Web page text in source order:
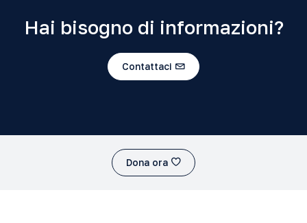
Hai bisogno di informazioni?
Contattaci
Dona ora